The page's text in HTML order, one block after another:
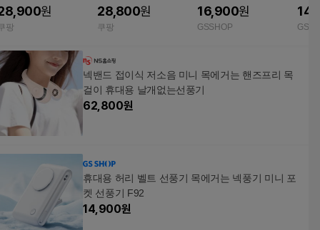
풍기 목 넥 허리 등
풍기 미니 날개없는
원
팡
선풍기 목 넥 허리 등
목풍기 미니 날개없는
28,800원
쿠팡
거는 목풍기
16,900원
GSSHOP
니
넥밴드 접이식 저소음 미니 목에거는 핸즈프리 목
걸이 휴대용 날개없는선풍기
62,800원
휴대용 허리 벨트 선풍기 목에거는 넥풍기 미니 포
켓 선풍기 F92
14,900원